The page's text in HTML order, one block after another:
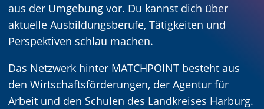
aus der Umgebung vor. Du kannst dich über
aktuelle Ausbildungsberufe, Tätigkeiten und
Perspektiven schlau machen.
Das Netzwerk hinter MATCHPOINT besteht aus
den Wirtschaftsförderungen, der Agentur für
Arbeit und den Schulen des Landkreises Harburg.